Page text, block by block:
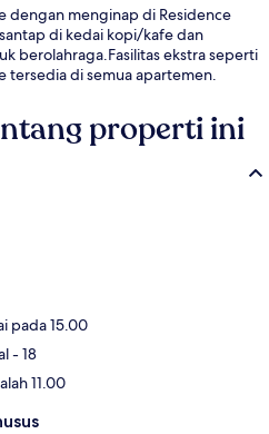
dengan menginap di Residence
di kedai kopi/kafe dan
berolahraga.Fasilitas ekstra seperti
tersedia di semua apartemen.
properti ini
pada 15.00
- 18
11.00